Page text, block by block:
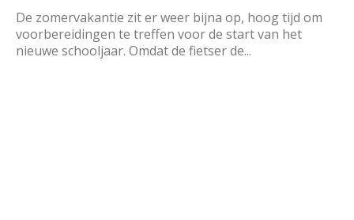
De zomervakantie zit er weer bijna op, hoog tijd om
voorbereidingen te treffen voor de start van het
nieuwe schooljaar. Omdat de fietser de...